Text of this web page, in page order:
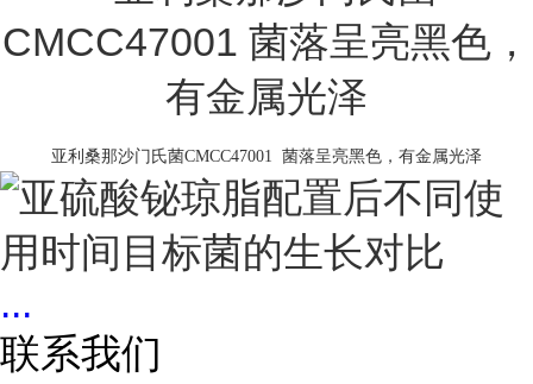
亚利桑那沙门氏菌CMCC47001 菌落呈亮黑色，有金属光泽
...
联系我们